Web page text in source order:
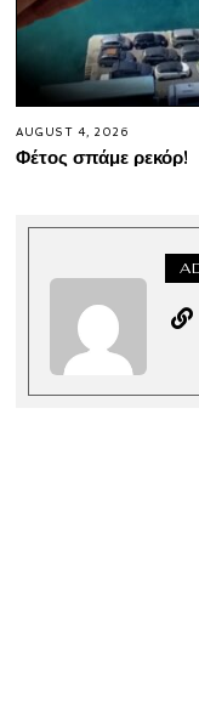
AUGUST 4, 2026
Φέτος σπάμε ρεκόρ!